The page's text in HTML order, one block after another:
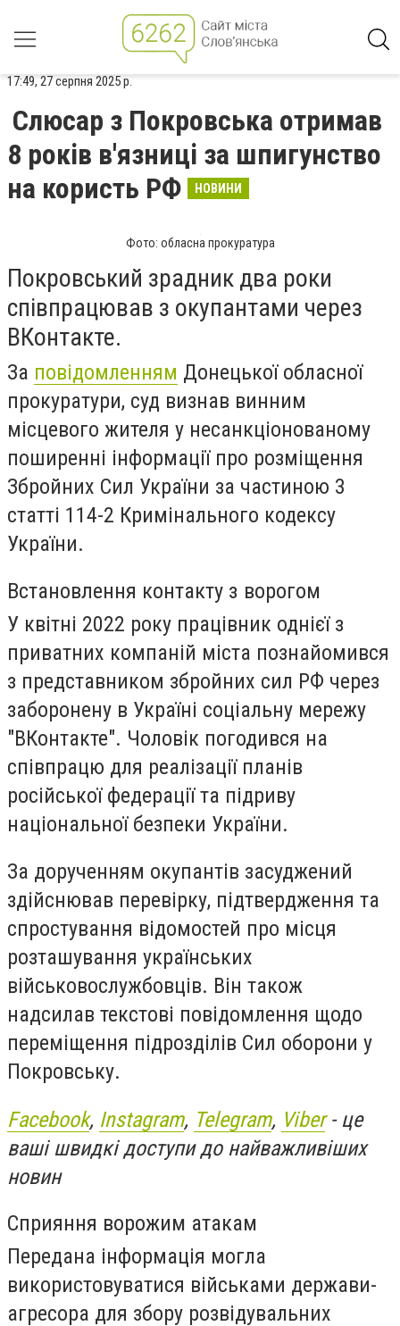
17:49, 27 серпня 2025 р.
Слюсар з Покровська отримав
8 років в'язниці за шпигунство
на користь РФ
НОВИНИ
Фото: обласна прокуратура
Покровський зрадник два роки
співпрацював з окупантами через
ВКонтакте.
За повідомленням Донецької обласної
прокуратури, суд визнав винним
місцевого жителя у несанкціонованому
поширенні інформації про розміщення
Збройних Сил України за частиною 3
статті 114-2 Кримінального кодексу
України.
Встановлення контакту з ворогом
У квітні 2022 року працівник однієї з
приватних компаній міста познайомився
з представником збройних сил РФ через
заборонену в Україні соціальну мережу
"ВКонтакте". Чоловік погодився на
співпрацю для реалізації планів
російської федерації та підриву
національної безпеки України.
За дорученням окупантів засуджений
здійснював перевірку, підтвердження та
спростування відомостей про місця
розташування українських
військовослужбовців. Він також
надсилав текстові повідомлення щодо
переміщення підрозділів Сил оборони у
Покровську.
Facebook, Instagram, Telegram, Viber- це
ваші швидкі доступи до найважливіших
новин
Сприяння ворожим атакам
Передана інформація могла
використовуватися військами держави-
агресора для збору розвідувальних